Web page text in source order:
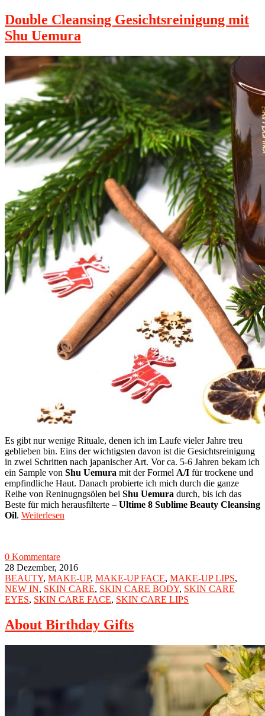
Double Cleansing Gesichtsreinigung mit
Shu Uemura
Es gibt nur wenige Rituale, denen ich im Laufe vieler Jahre treu
geblieben bin. Eins der wichtigsten davon ist die Gesichtsreinigung
in zwei Schritten nach japanischer Art. Vor ca. 5-6 Jahren bekam ich
ein Sample von Shu Uemura mit der Formel A/I für trockene und
empfindliche Haut. Danach probierte ich mich durch die ganze
Reihe von Reninugngsölen bei Shu Uemura durch, bis ich das
Beste für mich herausfilterte – Ultime 8 Sublime Beauty Cleansing
Oil. Weiterlesen
0 Kommentare
28 Dezember, 2016
BEAUTY, MAKE-UP, MAKE-UP FACE, MAKE-UP LIPS,
NEW IN, SKIN CARE, SKIN CARE BODY, SKIN CARE
EYES, SKIN CARE FACE, SKIN CARE LIPS
About Birthday Gifts